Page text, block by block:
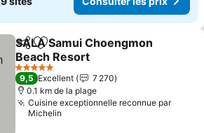
PartagerAjouter à mes favoris
SALA Samui Choengmon
Beach Resort
Consulter les prix
5 Étoiles
9,5 Excellent
7 270
0.1 km de la plage
Cuisine exceptionnelle reconnue par
Michelin